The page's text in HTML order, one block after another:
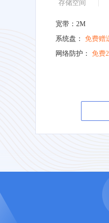
存储空间
宽带：2M
系统盘： 免费赠
网络防护： 免费